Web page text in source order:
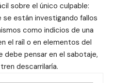
sobre el único culpable:
están investigando fallos
como indicios de una
el raíl o en elementos del
debe pensar en el sabotaje,
descarrilaría.